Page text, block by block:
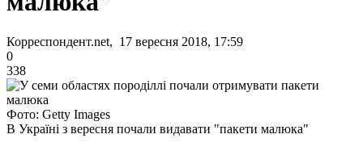
Корреспондент.net, 17 вересня 2018, 17:59
0
338
Фото: Getty Images
В Україні з вересня почали видавати "пакети малюка"